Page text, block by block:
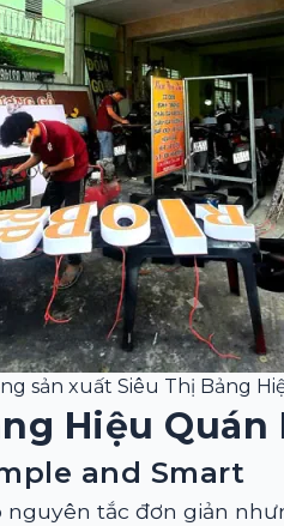
sản xuất Siêu Thị Bảng
Hiệu Quán
and Smart
tắc đơn giản